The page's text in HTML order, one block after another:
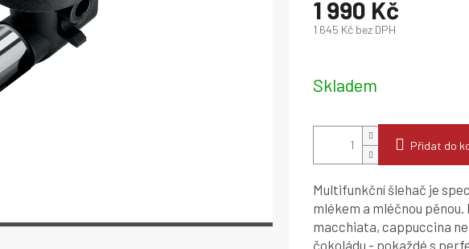
1 990 Kč
1 645 Kč bez DPH
Skladem
Přidat do
Multifunkční šlehač je
mlékem a mléčnou
macchiata, cappuccina
čokoládu - pokaždé s